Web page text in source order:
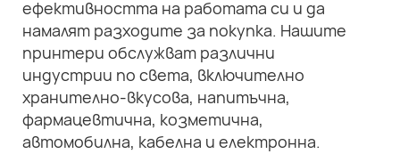
ефективността на работата си и да
намалят разходите за покупка. Нашите
принтери обслужват различни
индустрии по света, включително
хранително-вкусова, напитъчна,
фармацевтична, козметична,
автомобилна, кабелна и електронна.